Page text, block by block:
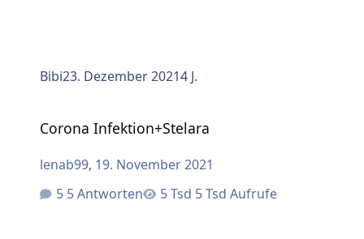
Bibi23. Dezember 20214 J.
Corona Infektion+Stelara
lenab99, 19. November 2021
5 Antworten
5 Tsd Aufrufe